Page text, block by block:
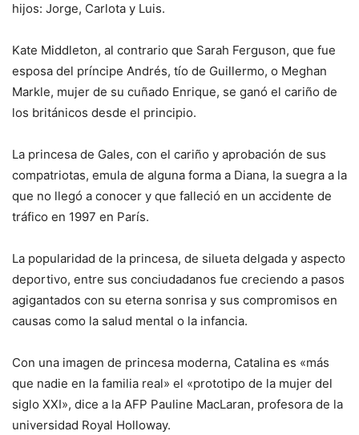
hijos: Jorge, Carlota y Luis.
Kate Middleton, al contrario que Sarah Ferguson, que fue
esposa del príncipe Andrés, tío de Guillermo, o Meghan
Markle, mujer de su cuñado Enrique, se ganó el cariño de
los británicos desde el principio.
La princesa de Gales, con el cariño y aprobación de sus
compatriotas, emula de alguna forma a Diana, la suegra a la
que no llegó a conocer y que falleció en un accidente de
tráfico en 1997 en París.
La popularidad de la princesa, de silueta delgada y aspecto
deportivo, entre sus conciudadanos fue creciendo a pasos
agigantados con su eterna sonrisa y sus compromisos en
causas como la salud mental o la infancia.
Con una imagen de princesa moderna, Catalina es «más
que nadie en la familia real» el «prototipo de la mujer del
siglo XXI», dice a la AFP Pauline MacLaran, profesora de la
universidad Royal Holloway.